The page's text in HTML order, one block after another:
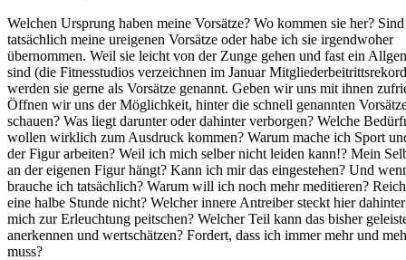
Welchen Ursprung haben meine Vorsätze? Wo kommen sie her? Sind
tatsächlich meine ureigenen Vorsätze oder habe ich sie irgendwoher
übernommen. Weil sie leicht von der Zunge gehen und fast ein
sind (die Fitnesstudios verzeichnen im Januar
werden sie gerne als Vorsätze genannt. Geben wir uns mit ihnen
Öffnen wir uns der Möglichkeit, hinter die schnell genannten
schauen? Was liegt darunter oder dahinter verborgen? Welche
wollen wirklich zum Ausdruck kommen? Warum mache ich Sport
der Figur arbeiten? Weil ich mich selber nicht leiden kann!? Mein
an der eigenen Figur hängt? Kann ich mir das eingestehen? Und
brauche ich tatsächlich? Warum will ich noch mehr meditieren?
eine halbe Stunde nicht? Welcher innere Antreiber steckt hier
mich zur Erleuchtung peitschen? Welcher Teil kann das bisher
anerkennen und wertschätzen? Fordert, dass ich immer mehr und
muss?